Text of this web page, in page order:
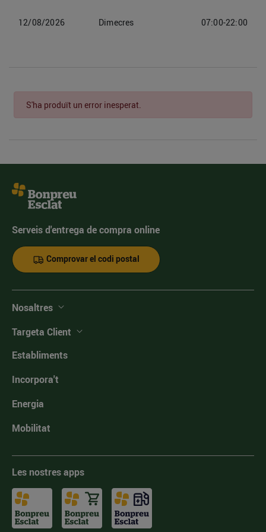
12/08/2026 Dimecres 07:00-22:00
S'ha produït un error inesperat.
Serveis d'entrega de compra online
Comprovar el codi postal
Nosaltres
Targeta Client
Establiments
Incorpora't
Energia
Mobilitat
Les nostres apps